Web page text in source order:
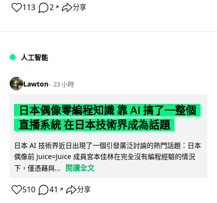
113 2 ↗ 分享
人工智能
Lawton 23 小時
日本偶像零編程知識 靠 AI 搞了一整個
直播系統 在日本技術界成為話題
日本 AI 技術界近日出現了一個引發廣泛討論的熱門話題：日本
偶像前 Juice=Juice 成員宮本佳林在完全沒有編程經驗的情況
下，僅憑藉與...
閱讀全文
510 41 ↗ 分享